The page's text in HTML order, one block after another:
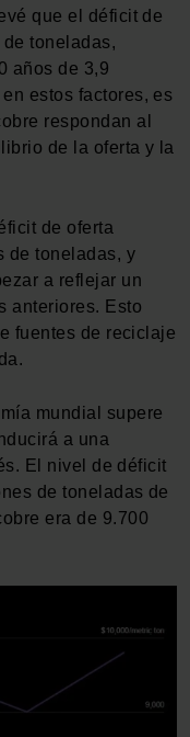
que el déficit de
toneladas,
años de 3,9
estos factores, es
respondan al
de la oferta y la
de oferta
de toneladas, y
a reflejar un
anteriores. Esto
fuentes de reciclaje
mundial supere
a una
El nivel de déficit
de toneladas de
era de 9.700